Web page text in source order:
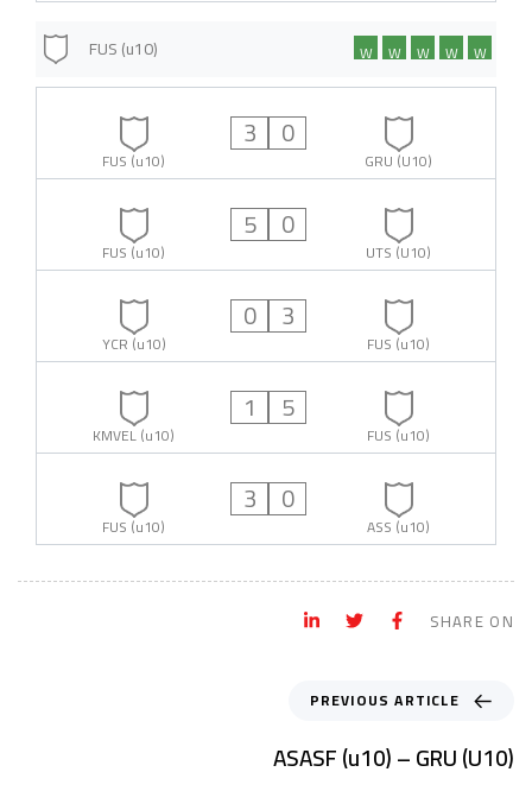
FUS (u10) W
W
W
W
W
FUS (u10)
3 0
GRU (U10)
FUS (u10)
5 0
UTS (U10)
YCR (u10)
0 3
FUS (u10)
KMVEL (u10)
1 5
FUS (u10)
FUS (u10)
3 0
ASS (u10)
SHARE ON
PREVIOUS ARTICLE
ASASF (u10) – GRU (U10)